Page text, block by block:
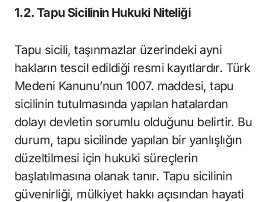
1.2. Tapu Sicilinin Hukuki Niteliği
Tapu sicili, taşınmazlar üzerindeki ayni
hakların tescil edildiği resmi kayıtlardır. Türk
Medeni Kanunu’nun 1007. maddesi, tapu
sicilinin tutulmasında yapılan hatalardan
dolayı devletin sorumlu olduğunu belirtir. Bu
durum, tapu sicilinde yapılan bir yanlışlığın
düzeltilmesi için hukuki süreçlerin
başlatılmasına olanak tanır. Tapu sicilinin
güvenirliği, mülkiyet hakkı açısından hayati